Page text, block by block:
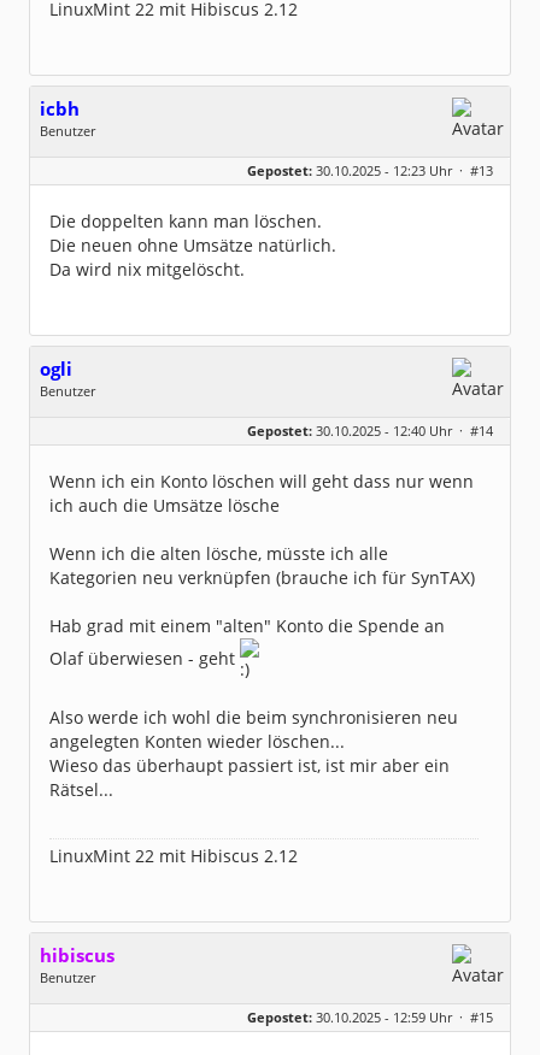
LinuxMint 22 mit Hibiscus 2.12
icbh
Benutzer
Geschlecht:
keine Angabe
Dabei seit:
05 / 2020
Gepostet: 30.10.2025 - 12:23 Uhr · #13
Die doppelten kann man löschen.
Die neuen ohne Umsätze natürlich.
Da wird nix mitgelöscht.
ogli
Benutzer
Dabei seit:
05 / 2023
Gepostet: 30.10.2025 - 12:40 Uhr · #14
Wenn ich ein Konto löschen will geht dass nur wenn
ich auch die Umsätze lösche
Wenn ich die alten lösche, müsste ich alle
Kategorien neu verknüpfen (brauche ich für SynTAX)
Hab grad mit einem "alten" Konto die Spende an
Olaf überwiesen - geht
Also werde ich wohl die beim synchronisieren neu
angelegten Konten wieder löschen...
Wieso das überhaupt passiert ist, ist mir aber ein
Rätsel...
LinuxMint 22 mit Hibiscus 2.12
hibiscus
Benutzer
Geschlecht:
keine Angabe
Homepage:
willuhn.de/
Gepostet: 30.10.2025 - 12:59 Uhr · #15